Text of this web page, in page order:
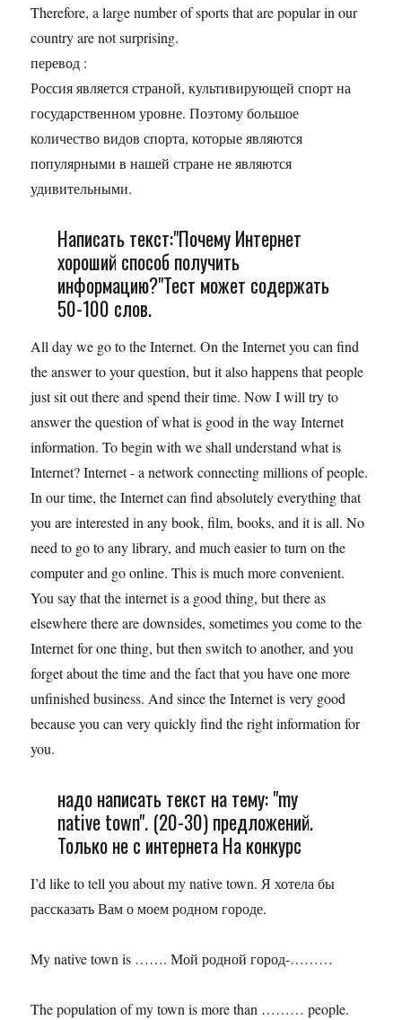
Therefore, a large number of sports that are popular in our
country are not surprising.
перевод :
Россия является страной, культивирующей спорт на
государственном уровне. Поэтому большое
количество видов спорта, которые являются
популярными в нашей стране не являются
удивительными.
Написать текст:"Почему Интернет
хороший способ получить
информацию?"Тест может содержать
50-100 слов.
All day we go to the Internet. On the Internet you can find
the answer to your question, but it also happens that people
just sit out there and spend their time. Now I will try to
answer the question of what is good in the way Internet
information. To begin with we shall understand what is
Internet? Internet - a network connecting millions of people.
In our time, the Internet can find absolutely everything that
you are interested in any book, film, books, and it is all. No
need to go to any library, and much easier to turn on the
computer and go online. This is much more convenient.
You say that the internet is a good thing, but there as
elsewhere there are downsides, sometimes you come to the
Internet for one thing, but then switch to another, and you
forget about the time and the fact that you have one more
unfinished business. And since the Internet is very good
because you can very quickly find the right information for
you.
надо написать текст на тему: "my
native town". (20-30) предложений.
Только не с интернета На конкурс
I’d like to tell you about my native town. Я хотела бы
рассказать Вам о моем родном городе.
My native town is ……. Мой родной город-………
The population of my town is more than ……… people.